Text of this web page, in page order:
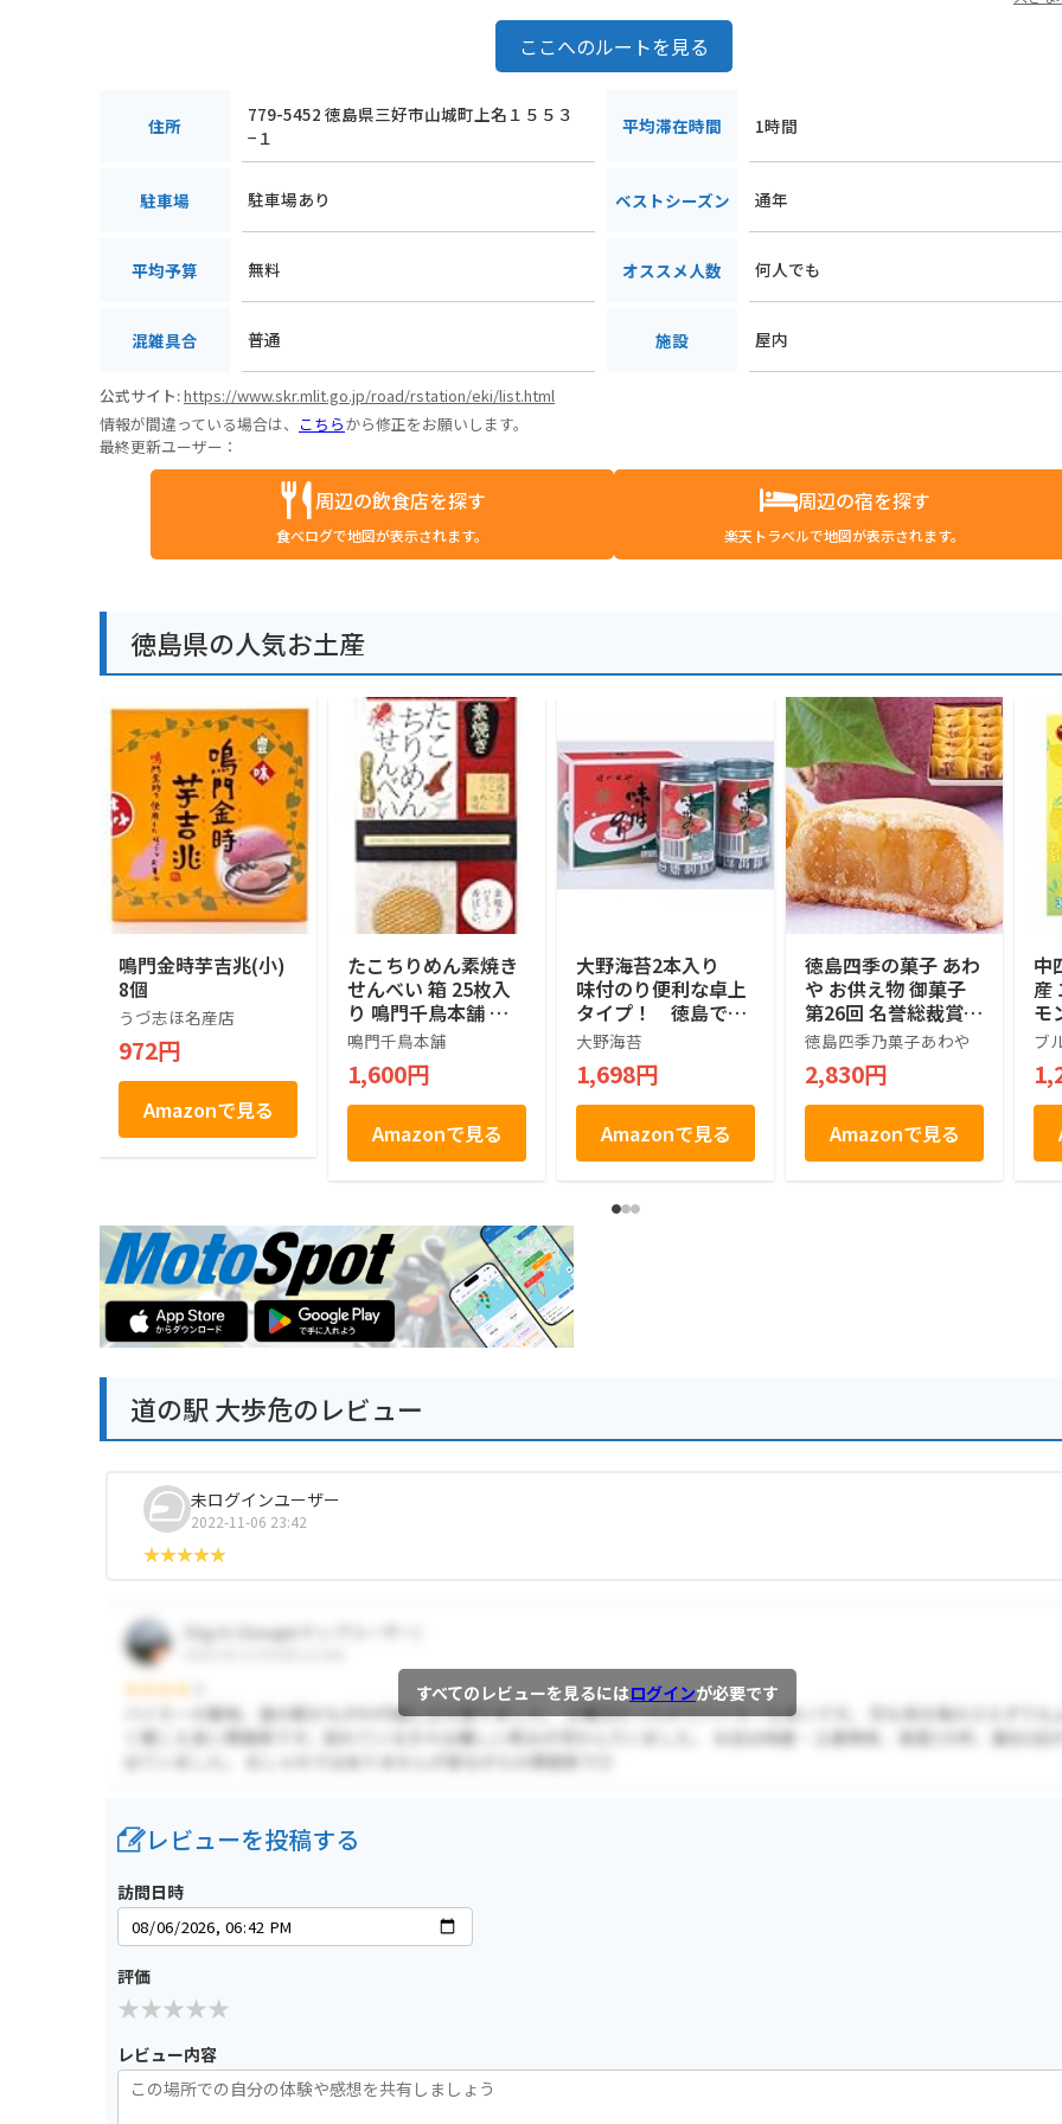
ここへのルートを見る
住所
779-5452 徳島県三好市山城町上名１５５３
−１
平均滞在時間 1時間
駐車場 駐車場あり ベストシーズン 通年
平均予算 無料 オススメ人数 何人でも
混雑具合 普通 施設 屋内
公式サイト:https://www.skr.mlit.go.jp/road/rstation/eki/list.html
情報が間違っている場合は、 こちらから修正をお願いします。
最終更新ユーザー：
周辺の飲食店を探す
食べログで地図が表示されます。
周辺の宿を探す
楽天トラベルで地図が表示されます。
徳島県の人気お土産
鳴門金時芋吉兆(小)
8個
うづ志ほ名産店
972円
Amazonで見る
たこちりめん素焼き
せんべい 箱 25枚入
り 鳴門千鳥本舗 淡
路島産たこ使用 個包
装 瀬戸内海の海の幸
柚子胡椒風味
鳴門千鳥本舗
1,600円
Amazonで見る
大野海苔2本入り
味付のり便利な卓上
タイプ！ 徳島で名
産品！
大野海苔
1,698円
Amazonで見る
徳島四季の菓子 あわ
や お供え物 御菓子
第26回 名誉総裁賞受
賞 阿波十三里 和菓
子 お供え ギフト 鳴
門金時ミルク乳菓
徳島四季乃菓子あわや
2,830円
Amazonで見る
中
産
モ
袋
ブ
道の駅 大歩危のレビュー
未ログインユーザー
2022-11-06 23:42
すべてのレビューを見るにはログインが必要です
レビューを投稿する
訪問日時
評価
レビュー内容